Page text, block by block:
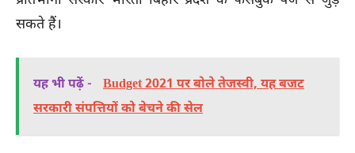
सकते हैं।
यह भी पढ़ें -
Budget 2021 पर बोले तेजस्वी, यह बजट
सरकारी संपत्तियों को बेचने की सेल